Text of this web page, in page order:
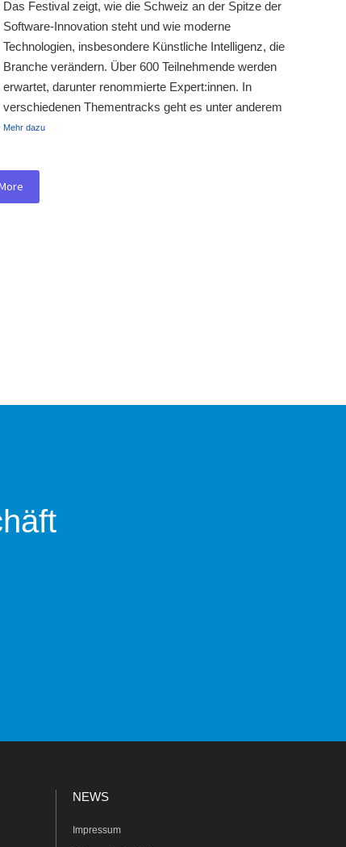
Das Festival zeigt, wie die Schweiz an der Spitze der
Software-Innovation steht und wie moderne
Technologien, insbesondere Künstliche Intelligenz, die
Branche verändern. Über 600 Teilnehmende werden
erwartet, darunter renommierte Expert:innen. In
verschiedenen Thementracks geht es unter anderem
Mehr dazu
NEWS
Impressum